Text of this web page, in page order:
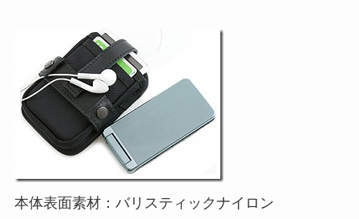
本体表面素材：バリスティックナイロン